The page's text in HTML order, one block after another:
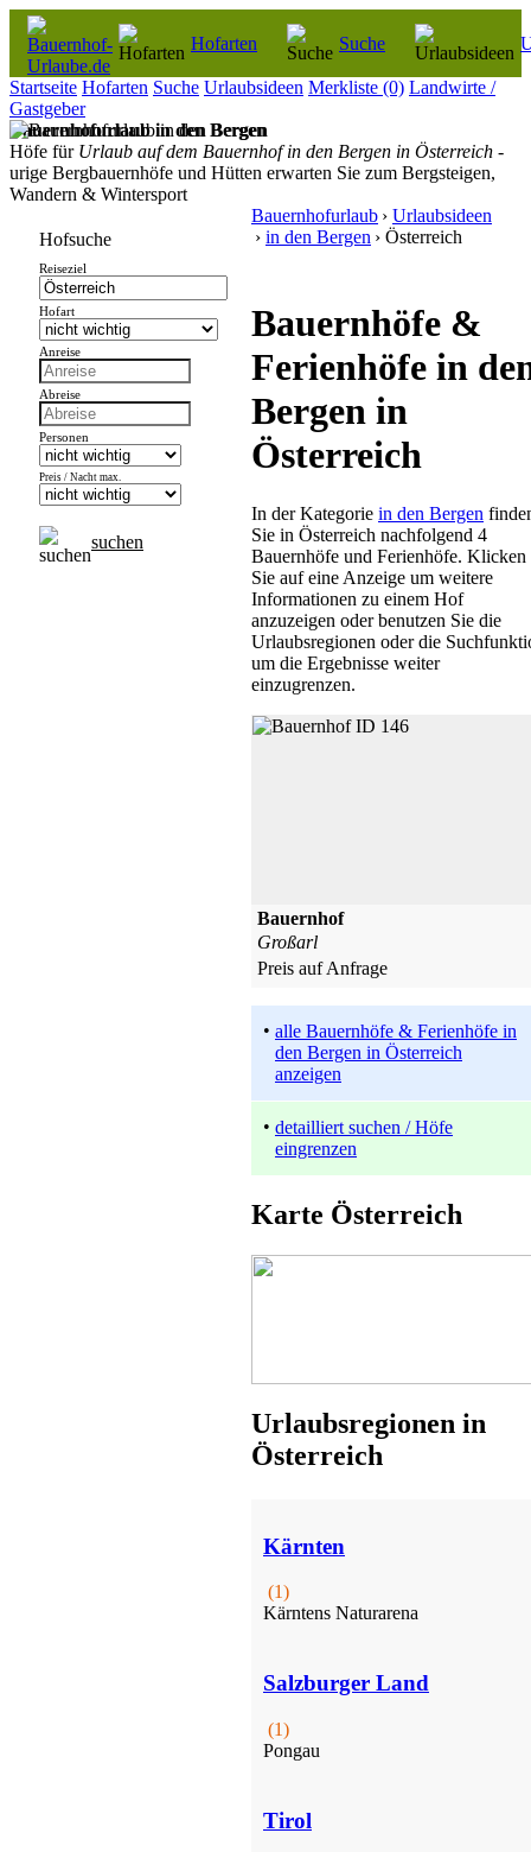
Hofarten Suche
Startseite Hofarten Suche Urlaubsideen Merkliste (0) Landwirte /
Gastgeber
Bauernhofurlaub in den Bergen
Höfe für Urlaub auf dem Bauernhof in den Bergen in Österreich -
urige Bergbauernhöfe und Hütten erwarten Sie zum Bergsteigen,
Wandern & Wintersport
Hofsuche
Reiseziel
Hofart
Anreise
Abreise
Personen
Preis / Nacht max.
suchen
Bauernhofurlaub › Urlaubsideen
› in den Bergen › Österreich
Bauernhöfe &
Ferienhöfe in
Bergen in
Österreich
In der Kategorie in den Bergen
Sie in Österreich nachfolgend 4
Bauernhöfe und Ferienhöfe. Klicken
Sie auf eine Anzeige um weitere
Informationen zu einem Hof
anzuzeigen oder benutzen Sie die
Urlaubsregionen oder die
um die Ergebnisse weiter
einzugrenzen.
Bauernhof
Großarl
Preis auf Anfrage
Bauernhof
Sulzberg
Reiterhof
• alle Bauernhöfe & Ferienhöfe in
den Bergen in Österreich
anzeigen
• detailliert suchen / Höfe
eingrenzen
Karte Österreich
Urlaubsregionen in
Österreich
Kärnten
(1)
Kärntens Naturarena
Salzburger Land
(1)
Pongau
Tirol